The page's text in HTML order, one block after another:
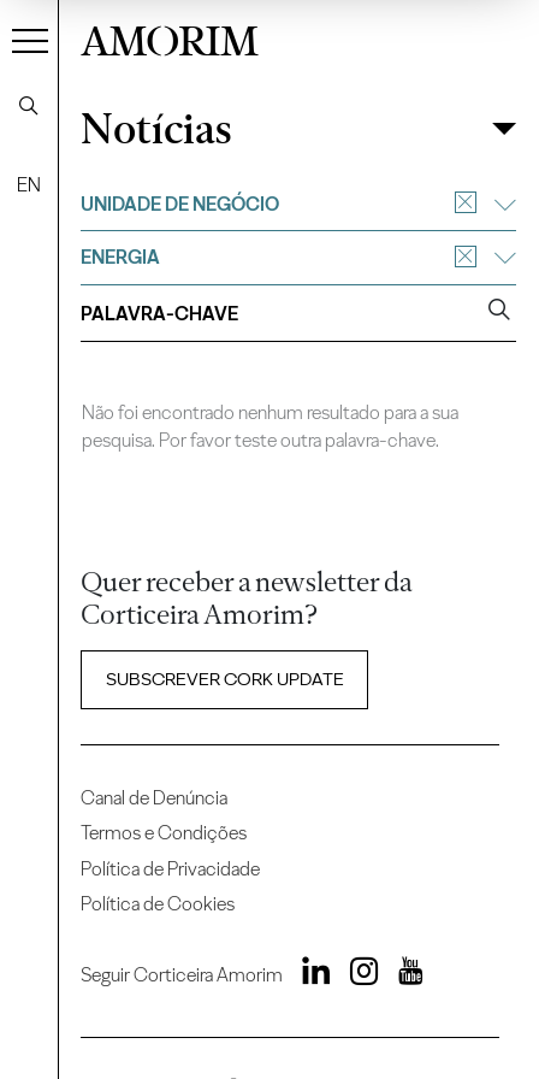
EN
AMORIM
Notícias
Filtrar
Notícias
UNIDADE DE NEGÓCIO
ENERGIA
Não foi encontrado nenhum resultado para a sua
pesquisa. Por favor teste outra palavra-chave.
Quer receber a newsletter da
Corticeira Amorim?
SUBSCREVER CORK UPDATE
Canal de Denúncia
Termos e Condições
Política de Privacidade
Política de Cookies
Seguir Corticeira Amorim